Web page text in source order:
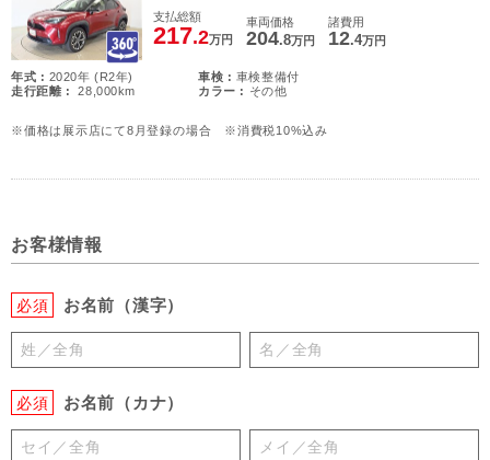
支払総額
217.2万円
車両価格
204.8万円
諸費用
12.4万円
年式 : 2020年 (R2年) 車検 : 車検整備付
走行距離 :
28,000km カラー : その他
※価格は展示店にて8月登録の場合 ※消費税10%込み
お客様情報
必須 お名前（漢字）
必須 お名前（カナ）